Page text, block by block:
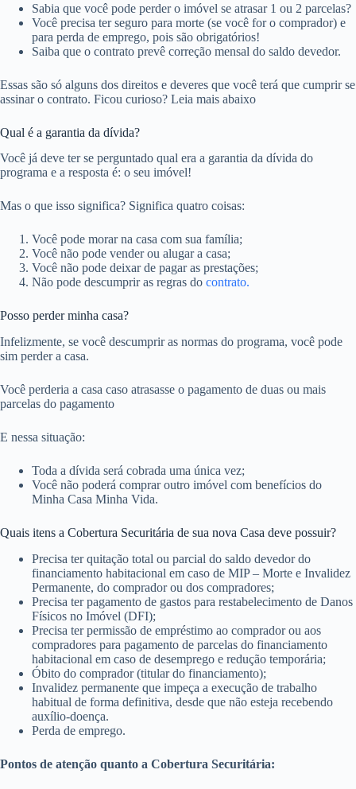
Sabia que você pode perder o imóvel se atrasar 1 ou 2 parcelas?
Você precisa ter seguro para morte (se você for o comprador) e
para perda de emprego, pois são obrigatórios!
Saiba que o contrato prevê correção mensal do saldo devedor.
Essas são só alguns dos direitos e deveres que você terá que cumprir se
assinar o contrato. Ficou curioso? Leia mais abaixo
Qual é a garantia da dívida?
Você já deve ter se perguntado qual era a garantia da dívida do
programa e a resposta é: o seu imóvel!
Mas o que isso significa? Significa quatro coisas:
Você pode morar na casa com sua família;
Você não pode vender ou alugar a casa;
Você não pode deixar de pagar as prestações;
Não pode descumprir as regras do contrato.
Posso perder minha casa?
Infelizmente, se você descumprir as normas do programa, você pode
sim perder a casa.
Você perderia a casa caso atrasasse o pagamento de duas ou mais
parcelas do pagamento
E nessa situação:
Toda a dívida será cobrada uma única vez;
Você não poderá comprar outro imóvel com benefícios do
Minha Casa Minha Vida.
Quais itens a Cobertura Securitária de sua nova Casa deve possuir?
Precisa ter quitação total ou parcial do saldo devedor do
financiamento habitacional em caso de MIP – Morte e Invalidez
Permanente, do comprador ou dos compradores;
Precisa ter pagamento de gastos para restabelecimento de Danos
Físicos no Imóvel (DFI);
Precisa ter permissão de empréstimo ao comprador ou aos
compradores para pagamento de parcelas do financiamento
habitacional em caso de desemprego e redução temporária;
Óbito do comprador (titular do financiamento);
Invalidez permanente que impeça a execução de trabalho
habitual de forma definitiva, desde que não esteja recebendo
auxílio-doença.
Perda de emprego.
Pontos de atenção quanto a Cobertura Securitária: